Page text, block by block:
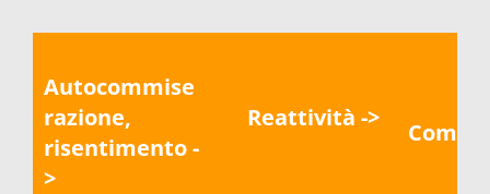
Autocommise
razione,
risentimento -
>
Reattività ->